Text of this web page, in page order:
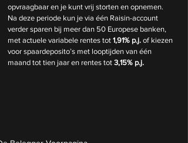
opvraagbaar en je kunt vrij storten en opnemen.
Na deze periode kun je via één Raisin-account
verder sparen bij meer dan 50 Europese banken,
met actuele variabele rentes tot 1,91% p.j. of kiezen
voor spaardeposito’s met looptijden van één
maand tot tien jaar en rentes tot 3,15% p.j.